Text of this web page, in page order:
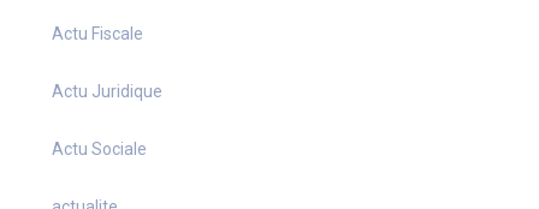
Actu Fiscale
Actu Juridique
Actu Sociale